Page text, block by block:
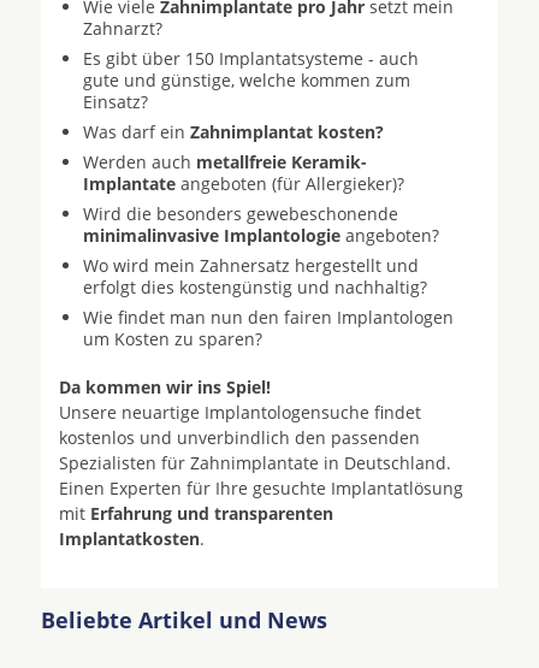
Wie viele Zahnimplantate pro Jahr setzt mein
Zahnarzt?
Es gibt über 150 Implantatsysteme - auch
gute und günstige, welche kommen zum
Einsatz?
Was darf ein Zahnimplantat kosten?
Werden auch metallfreie Keramik-
Implantate angeboten (für Allergieker)?
Wird die besonders gewebeschonende
minimalinvasive Implantologie angeboten?
Wo wird mein Zahnersatz hergestellt und
erfolgt dies kostengünstig und nachhaltig?
Wie findet man nun den fairen Implantologen
um Kosten zu sparen?
Da kommen wir ins Spiel!
Unsere neuartige Implantologensuche findet
kostenlos und unverbindlich den passenden
Spezialisten für Zahnimplantate in Deutschland.
Einen Experten für Ihre gesuchte Implantatlösung
mit Erfahrung und transparenten
Implantatkosten.
Beliebte Artikel und News